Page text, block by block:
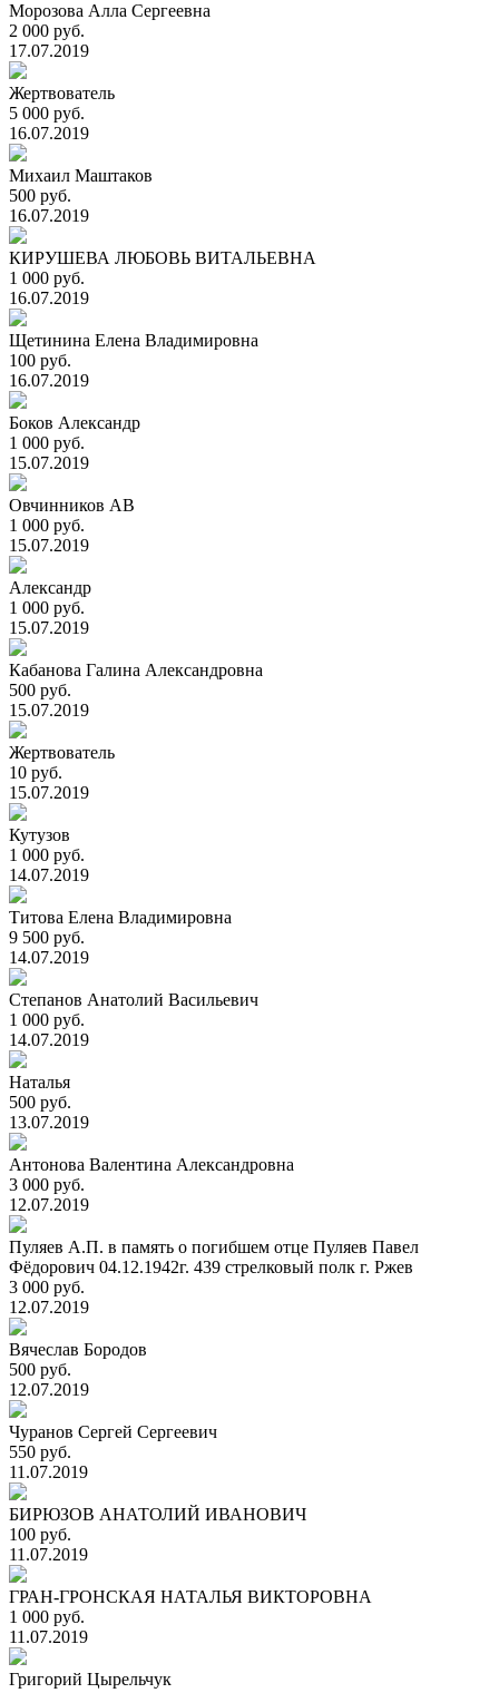
Морозова Алла Сергеевна
2 000 руб.
17.07.2019
Жертвователь
5 000 руб.
16.07.2019
Михаил Маштаков
500 руб.
16.07.2019
КИРУШЕВА ЛЮБОВЬ ВИТАЛЬЕВНА
1 000 руб.
16.07.2019
Щетинина Елена Владимировна
100 руб.
16.07.2019
Боков Александр
1 000 руб.
15.07.2019
Овчинников АВ
1 000 руб.
15.07.2019
Александр
1 000 руб.
15.07.2019
Кабанова Галина Александровна
500 руб.
15.07.2019
Жертвователь
10 руб.
15.07.2019
Кутузов
1 000 руб.
14.07.2019
Титова Елена Владимировна
9 500 руб.
14.07.2019
Степанов Анатолий Васильевич
1 000 руб.
14.07.2019
Наталья
500 руб.
13.07.2019
Антонова Валентина Александровна
3 000 руб.
12.07.2019
Пуляев А.П. в память о погибшем отце Пуляев Павел
Фёдорович 04.12.1942г. 439 стрелковый полк г. Ржев
3 000 руб.
12.07.2019
Вячеслав Бородов
500 руб.
12.07.2019
Чуранов Сергей Сергеевич
550 руб.
11.07.2019
БИРЮЗОВ АНАТОЛИЙ ИВАНОВИЧ
100 руб.
11.07.2019
ГРАН-ГРОНСКАЯ НАТАЛЬЯ ВИКТОРОВНА
1 000 руб.
11.07.2019
Григорий Цырельчук